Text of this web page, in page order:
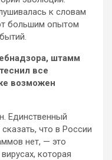
к словам
большим опытом
штамм
все
возможен
Единственный
что в России
нет, — это
которая